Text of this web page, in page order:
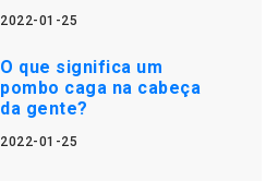
2022-01-25
O que significa um
pombo caga na cabeça
da gente?
2022-01-25